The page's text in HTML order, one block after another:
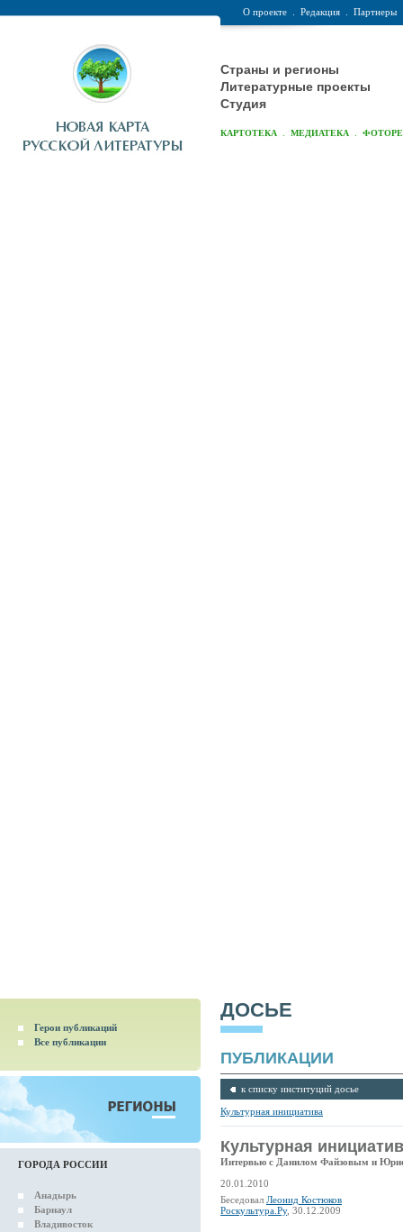
О проекте Редакция Партнеры
Страны и регионы
Литературные проекты
Студия
КАРТОТЕКА МЕДИАТЕКА
Герои публикаций
Все публикации
ГОРОДА РОССИИ
Анадырь
Барнаул
Владивосток
ДОСЬЕ
ПУБЛИКАЦИИ
к списку институций досье
Культурная инициатива
Культурная
Интервью с Данилом Файзовым и
20.01.2010
Беседовал Леонид Костюков
Роскультура.Ру, 30.12.2009